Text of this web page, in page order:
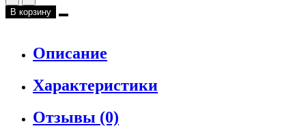
В корзину
Описание
Характеристики
Отзывы (0)